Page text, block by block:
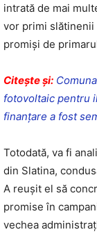
intrată de mai
vor primi slătinenii
promişi de
Citeşte şi:
fotovoltaic pentru
finanţare a fost
Totodată, va fi
din Slatina,
A reuşit el să
promise în
vechea